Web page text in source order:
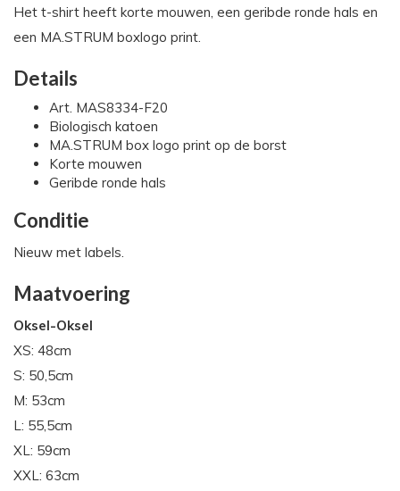
Het t-shirt heeft korte mouwen, een geribde ronde hals en
een MA.STRUM boxlogo print.
Details
Art. MAS8334-F20
Biologisch katoen
MA.STRUM box logo print op de borst
Korte mouwen
Geribde ronde hals
Conditie
Nieuw met labels.
Maatvoering
Oksel-Oksel
XS: 48cm
S: 50,5cm
M: 53cm
L: 55,5cm
XL: 59cm
XXL: 63cm